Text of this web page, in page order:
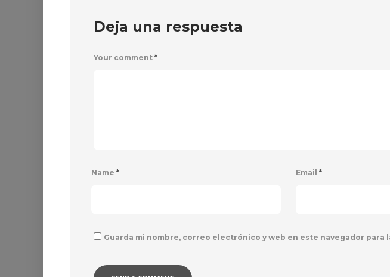
Deja una respuesta
Your comment *
Name * Email *
Guarda mi nombre, correo electrónico y web en este navegador para